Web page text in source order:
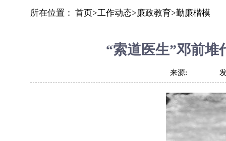
所在位置： 首页>工作动态>廉政教育>勤廉楷模
“索道医生”邓前堆
来源: